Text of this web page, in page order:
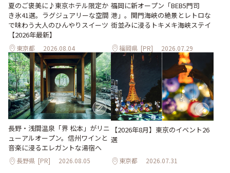
夏のご褒美に♪東京ホテル限定か
き氷41選。ラグジュアリーな空間
で味わう大人のひんやりスイーツ
【2026年最新】
東京都 2026.08.04
福岡に新オープン「BEB5門司
港」。関門海峡の絶景とレトロな
街並みに浸るトキメキ海峡ステイ
福岡県 [PR] 2026.07.29
長野・浅間温泉「界 松本」がリニ
ューアルオープン。信州ワインと
音楽に浸るエレガントな湯宿へ
長野県 [PR] 2026.08.05
【2026年8月】東京のイベント26
選
東京都 2026.07.31